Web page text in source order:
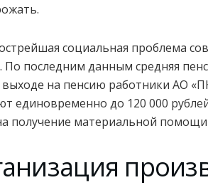
социальная проблема
По последним данным средняя
на пенсию работники АО
единовременно до 120 000
получение материальной помощи